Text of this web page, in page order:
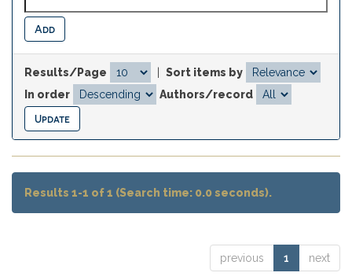
Results/Page
Sort items by
In order
Authors/record
Results 1-1 of 1 (Search time: 0.0 seconds).
previous 1 next